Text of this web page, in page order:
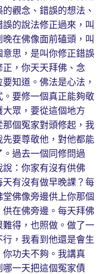
觀念、錯誤的想法、
的說法修正過來，叫
在佛像面前磕頭，叫
思，是叫你修正錯誤
，你天天拜佛、念
知道。佛法是心法，
要修一個真正能夠敬
眾，要從這個地方
個冤家對頭修起，我
要尊敬他，對他都能
過去一個同修問過
：你家有沒有供佛
有沒有做早晚課？每
佛像旁邊供上你那個
在佛旁邊。每天拜佛
得，也照做。做了一
，我看到他還是會生
功夫不夠。我講真
一天把這個冤家債